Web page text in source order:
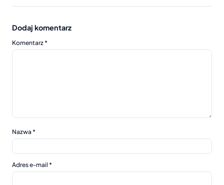
Dodaj komentarz
Komentarz*
Nazwa *
Adres e-mail *